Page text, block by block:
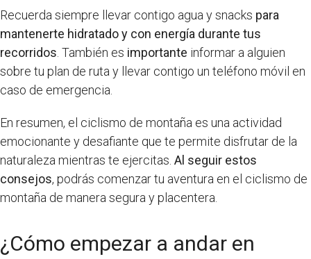
Recuerda siempre llevar contigo agua y snacks para
mantenerte hidratado y con energía durante tus
recorridos . También es importante informar a alguien
sobre tu plan de ruta y llevar contigo un teléfono móvil en
caso de emergencia.
En resumen, el ciclismo de montaña es una actividad
emocionante y desafiante que te permite disfrutar de la
naturaleza mientras te ejercitas. Al seguir estos
consejos, podrás comenzar tu aventura en el ciclismo de
montaña de manera segura y placentera.
¿Cómo empezar a andar en